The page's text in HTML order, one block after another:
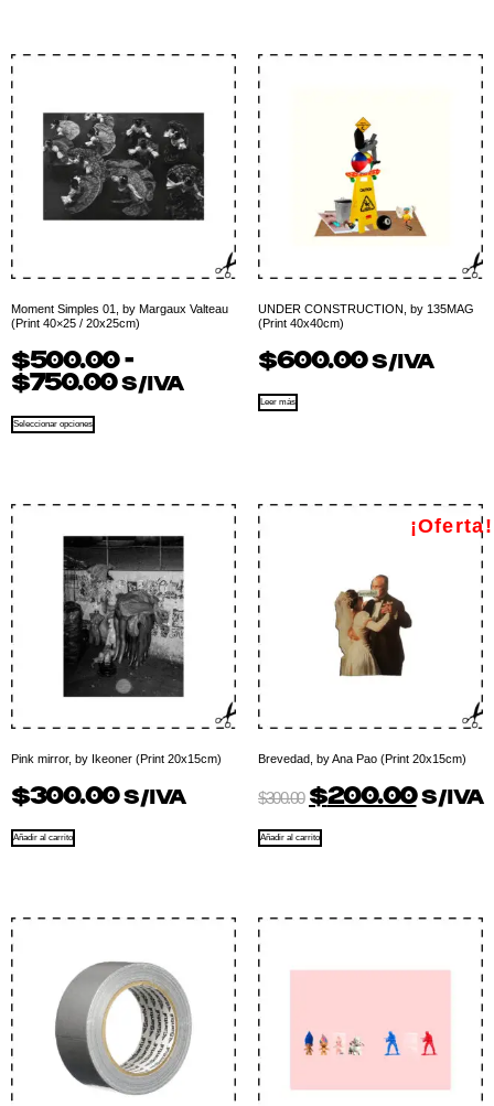
Moment Simples 01, by Margaux Valteau
(Print 40×25 / 20x25cm)
$500.00 -
$750.00 S/IVA
Seleccionar opciones
UNDER CONSTRUCTION, by 135MAG
(Print 40x40cm)
$600.00 S/IVA
Leer más
Pink mirror, by Ikeoner (Print 20x15cm)
$300.00 S/IVA
Añadir al carrito
¡Oferta!
Brevedad, by Ana Pao (Print 20x15cm)
$300.00 $200.00 S/IVA
Añadir al carrito